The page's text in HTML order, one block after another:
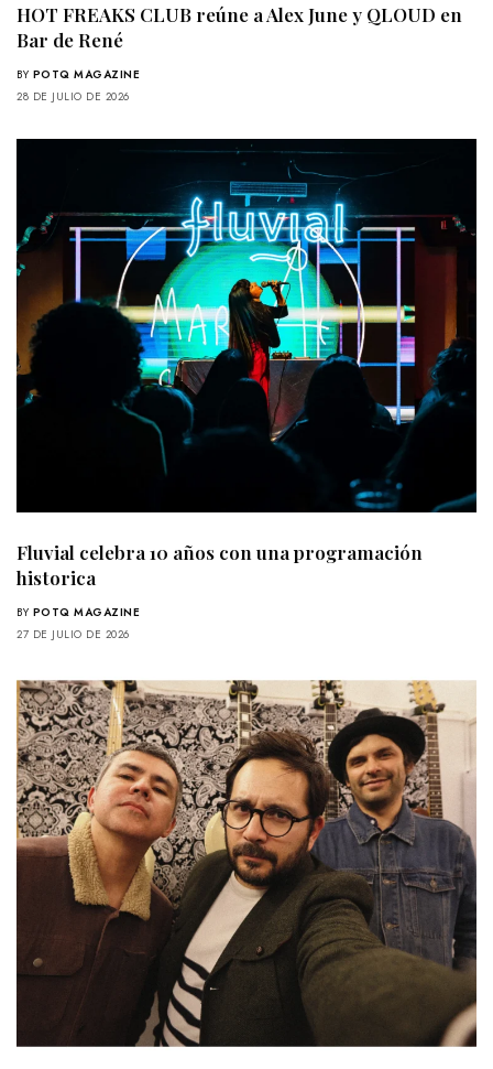
HOT FREAKS CLUB reúne a Alex June y QLOUD en
Bar de René
BY POTQ MAGAZINE
28 DE JULIO DE 2026
Fluvial celebra 10 años con una programación
historica
BY POTQ MAGAZINE
27 DE JULIO DE 2026